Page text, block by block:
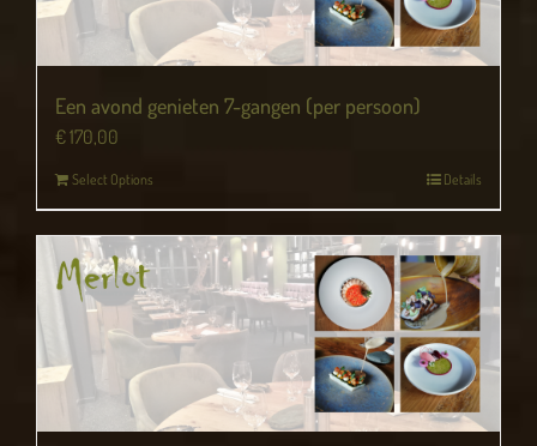
Een avond genieten 7-gangen (per persoon)
€170,00
Select Options Details